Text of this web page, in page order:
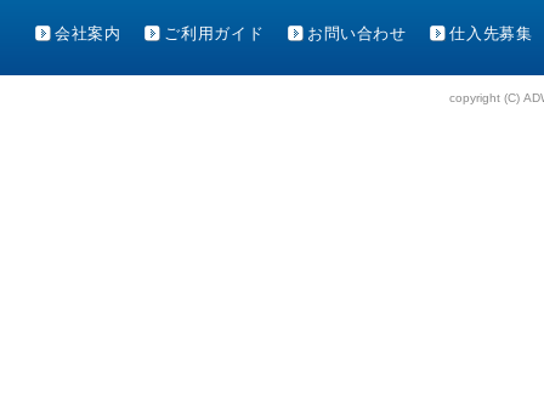
会社案内 ご利用ガイド お問い合わせ 仕入先募集
copyright (C)